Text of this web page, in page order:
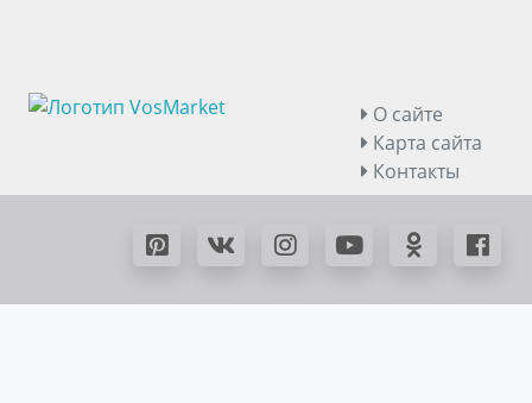
О сайте
Карта сайта
Контакты